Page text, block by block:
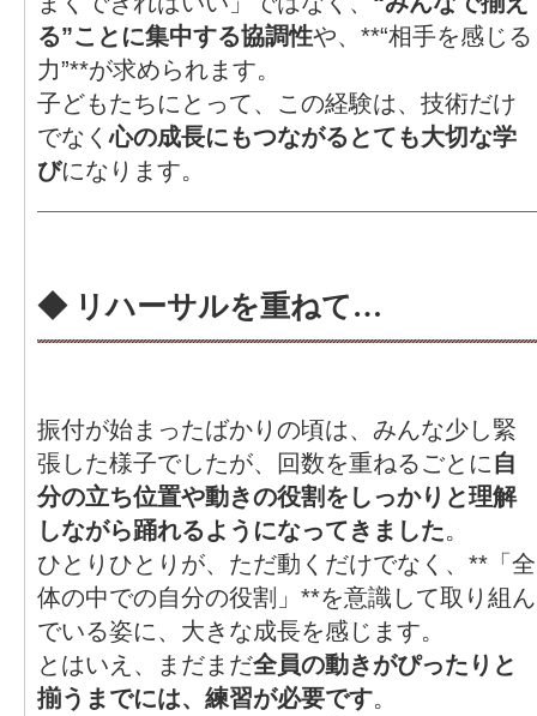
る”ことに集中する協調性や、**“相手を感じる
力”**が求められます。
子どもたちにとって、この経験は、技術だけ
でなく心の成長にもつながるとても大切な学
びになります。
◆ リハーサルを重ねて…
振付が始まったばかりの頃は、みんな少し緊
張した様子でしたが、回数を重ねるごとに自
分の立ち位置や動きの役割をしっかりと理解
しながら踊れるようになってきました。
ひとりひとりが、ただ動くだけでなく、**「全
体の中での自分の役割」**を意識して取り組ん
でいる姿に、大きな成長を感じます。
とはいえ、まだまだ全員の動きがぴったりと
揃うまでには、練習が必要です。